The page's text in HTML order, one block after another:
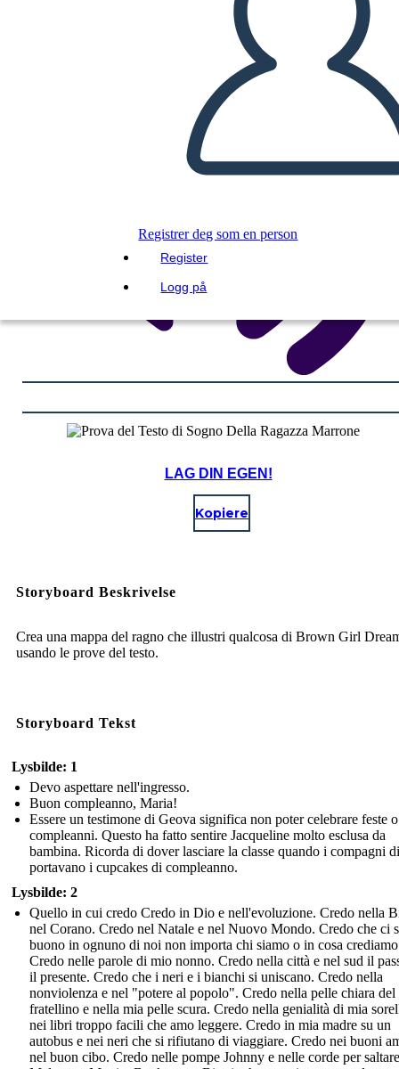
Registrer deg som en person
Register
Logg på
LES FOR MEG
LAG DIN EGEN!
Kopiere
Storyboard Beskrivelse
Crea una mappa del ragno che illustri qualcosa di Brown Girl
usando le prove del testo.
Storyboard Tekst
Lysbilde: 1
Devo aspettare nell'ingresso.
Buon compleanno, Maria!
Essere un testimone di Geova significa non poter celebrare feste o
compleanni. Questo ha fatto sentire Jacqueline molto esclusa da
bambina. Ricorda di dover lasciare la classe quando i compagni
portavano i cupcakes di compleanno.
Lysbilde: 2
Quello in cui credo Credo in Dio e nell'evoluzione. Credo nella
nel Corano. Credo nel Natale e nel Nuovo Mondo. Credo che ci
buono in ognuno di noi non importa chi siamo o in cosa
Credo nelle parole di mio nonno. Credo nella città e nel sud il
il presente. Credo che i neri e i bianchi si uniscano. Credo nella
nonviolenza e nel "potere al popolo". Credo nella pelle chiara del
fratellino e nella mia pelle scura. Credo nella genialità di mia
nei libri troppo facili che amo leggere. Credo in mia madre su un
autobus e nei neri che si rifiutano di viaggiare. Credo nei buoni
nel buon cibo. Credo nelle pompe Johnny e nelle corde per